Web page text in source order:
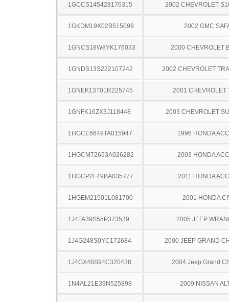
1GCCS145428176315 2002 CHEVROLET
1GKDM19X02B515099 2002 GMC
1GNCS18W8YK176033 2000 CHEVROLET
1GNDS13S222107242 2002 CHEVROLET
1GNEK13T01R225745 2001 CHEVROLET
1GNFK16ZX3J118448 2003 CHEVROLET
1HGCE6649TA015947 1996 HONDA
1HGCM72653A026282 2003 HONDA
1HGCP2F49BA035777 2011 HONDA
1HGEM21501L081700 2001 HONDA
1J4FA39S55P373539 2005 JEEP
1J4G248S0YC172684 2000 JEEP GRAND
1J4GX48S94C320438 2004 Jeep Grand
1N4AL21E39N525898 2009 NISSAN